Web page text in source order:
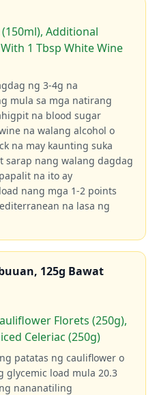
Additional
1 Tbsp White Wine
ng 3-4g na
mula sa mga natirang
na blood sugar
na walang alcohol o
na may kaunting suka
sarap nang walang dagdag
na ito ay
nang mga 1-2 points
na lasa ng
125g Bawat
Florets (250g),
Celeriac (250g)
patatas ng cauliflower o
glycemic load mula 20.3
nananatiling